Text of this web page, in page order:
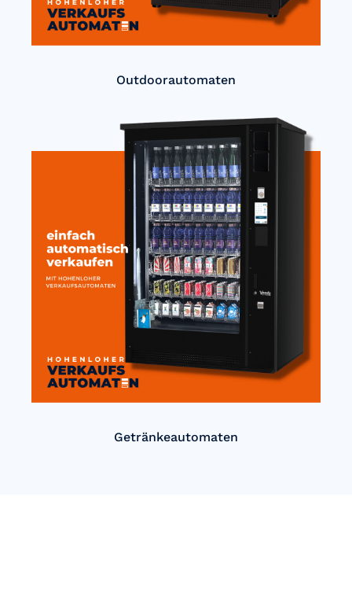
Outdoorautomaten
Getränkeautomaten